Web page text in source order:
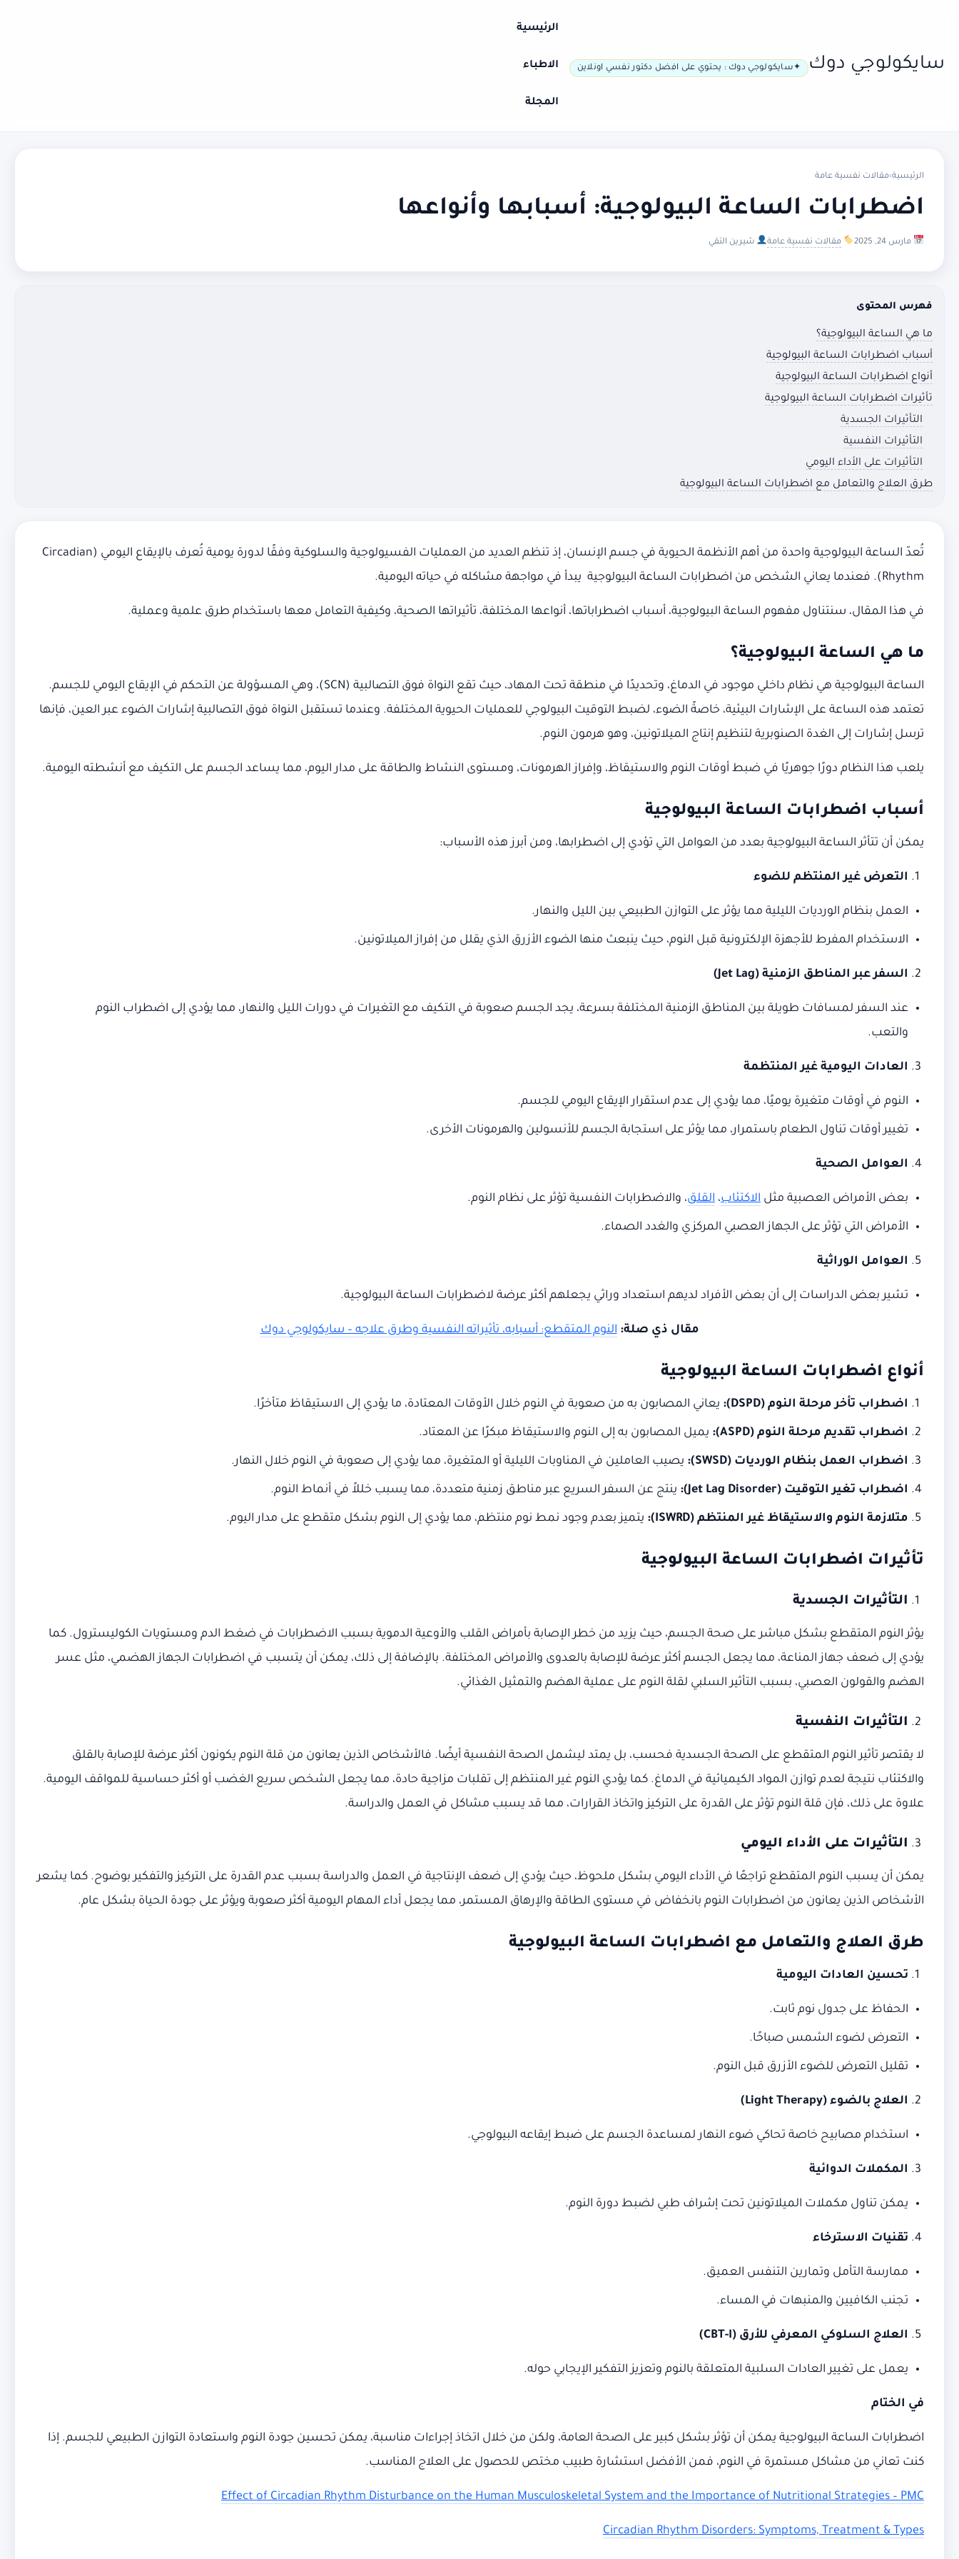
سايكولوجي دوك سايكولوجي دوك : يحتوي على افضل دكتور نفسي اونلاين
الرئيسية
الاطباء
المجلة
الرئيسية›مقالات نفسية عامة
اضطرابات الساعة البيولوجية: أسبابها وأنواعها
مارس 24, 2025 مقالات نفسية عامة شيرين التقي
فهرس المحتوى
ما هي الساعة البيولوجية؟
أسباب اضطرابات الساعة البيولوجية
أنواع اضطرابات الساعة البيولوجية
تأثيرات اضطرابات الساعة البيولوجية
التأثيرات الجسدية
التأثيرات النفسية
التأثيرات على الأداء اليومي
طرق العلاج والتعامل مع اضطرابات الساعة البيولوجية
تُعدّ الساعة البيولوجية واحدة من أهم الأنظمة الحيوية في جسم الإنسان، إذ تنظم العديد من العمليات الفسيولوجية والسلوكية وفقًا لدورة يومية تُعرف بالإيقاع اليومي (Circadian
Rhythm). فعندما يعاني الشخص من اضطرابات الساعة البيولوجية يبدأ في مواجهة مشاكله في حياته اليومية.
في هذا المقال، سنتناول مفهوم الساعة البيولوجية، أسباب اضطراباتها، أنواعها المختلفة، تأثيراتها الصحية، وكيفية التعامل معها باستخدام طرق علمية وعملية.
ما هي الساعة البيولوجية؟
الساعة البيولوجية هي نظام داخلي موجود في الدماغ، وتحديدًا في منطقة تحت المهاد، حيث تقع النواة فوق التصالبية (SCN)، وهي المسؤولة عن التحكم في الإيقاع اليومي للجسم.
تعتمد هذه الساعة على الإشارات البيئية، خاصةً الضوء، لضبط التوقيت البيولوجي للعمليات الحيوية المختلفة. وعندما تستقبل النواة فوق التصالبية إشارات الضوء عبر العين، فإنها
ترسل إشارات إلى الغدة الصنوبرية لتنظيم إنتاج الميلاتونين، وهو هرمون النوم.
يلعب هذا النظام دورًا جوهريًا في ضبط أوقات النوم والاستيقاظ، وإفراز الهرمونات، ومستوى النشاط والطاقة على مدار اليوم، مما يساعد الجسم على التكيف مع أنشطته اليومية.
أسباب اضطرابات الساعة البيولوجية
يمكن أن تتأثر الساعة البيولوجية بعدد من العوامل التي تؤدي إلى اضطرابها، ومن أبرز هذه الأسباب:
التعرض غير المنتظم للضوء
العمل بنظام الورديات الليلية مما يؤثر على التوازن الطبيعي بين الليل والنهار.
الاستخدام المفرط للأجهزة الإلكترونية قبل النوم، حيث ينبعث منها الضوء الأزرق الذي يقلل من إفراز الميلاتونين.
السفر عبر المناطق الزمنية (Jet Lag)
عند السفر لمسافات طويلة بين المناطق الزمنية المختلفة بسرعة، يجد الجسم صعوبة في التكيف مع التغيرات في دورات الليل والنهار، مما يؤدي إلى اضطراب النوم
والتعب.
العادات اليومية غير المنتظمة
النوم في أوقات متغيرة يوميًا، مما يؤدي إلى عدم استقرار الإيقاع اليومي للجسم.
تغيير أوقات تناول الطعام باستمرار، مما يؤثر على استجابة الجسم للأنسولين والهرمونات الأخرى.
العوامل الصحية
بعض الأمراض العصبية مثل الاكتئاب، القلق، والاضطرابات النفسية تؤثر على نظام النوم.
الأمراض التي تؤثر على الجهاز العصبي المركزي والغدد الصماء.
العوامل الوراثية
تشير بعض الدراسات إلى أن بعض الأفراد لديهم استعداد وراثي يجعلهم أكثر عرضة لاضطرابات الساعة البيولوجية.
مقال ذي صلة: النوم المتقطع: أسبابه، تأثيراته النفسية وطرق علاجه – سايكولوجي دوك
أنواع اضطرابات الساعة البيولوجية
اضطراب تأخر مرحلة النوم (DSPD)
: يعاني المصابون به من صعوبة في النوم خلال الأوقات المعتادة، ما يؤدي إلى الاستيقاظ متأخرًا.
اضطراب تقديم مرحلة النوم (ASPD)
: يميل المصابون به إلى النوم والاستيقاظ مبكرًا عن المعتاد.
اضطراب العمل بنظام الورديات (SWSD)
: يصيب العاملين في المناوبات الليلية أو المتغيرة، مما يؤدي إلى صعوبة في النوم خلال النهار.
اضطراب تغير التوقيت (Jet Lag Disorder)
: ينتج عن السفر السريع عبر مناطق زمنية متعددة، مما يسبب خللاً في أنماط النوم.
متلازمة النوم والاستيقاظ غير المنتظم (ISWRD)
: يتميز بعدم وجود نمط نوم منتظم، مما يؤدي إلى النوم بشكل متقطع على مدار اليوم.
تأثيرات اضطرابات الساعة البيولوجية
التأثيرات الجسدية
يؤثر النوم المتقطع بشكل مباشر على صحة الجسم، حيث يزيد من خطر الإصابة بأمراض القلب والأوعية الدموية بسبب الاضطرابات في ضغط الدم ومستويات الكوليسترول. كما
يؤدي إلى ضعف جهاز المناعة، مما يجعل الجسم أكثر عرضة للإصابة بالعدوى والأمراض المختلفة. بالإضافة إلى ذلك، يمكن أن يتسبب في اضطرابات الجهاز الهضمي، مثل عسر
الهضم والقولون العصبي، بسبب التأثير السلبي لقلة النوم على عملية الهضم والتمثيل الغذائي.
التأثيرات النفسية
لا يقتصر تأثير النوم المتقطع على الصحة الجسدية فحسب، بل يمتد ليشمل الصحة النفسية أيضًا. فالأشخاص الذين يعانون من قلة النوم يكونون أكثر عرضة للإصابة بالقلق
والاكتئاب نتيجة لعدم توازن المواد الكيميائية في الدماغ. كما يؤدي النوم غير المنتظم إلى تقلبات مزاجية حادة، مما يجعل الشخص سريع الغضب أو أكثر حساسية للمواقف اليومية.
علاوة على ذلك، فإن قلة النوم تؤثر على القدرة على التركيز واتخاذ القرارات، مما قد يسبب مشاكل في العمل والدراسة.
التأثيرات على الأداء اليومي
يمكن أن يسبب النوم المتقطع تراجعًا في الأداء اليومي بشكل ملحوظ، حيث يؤدي إلى ضعف الإنتاجية في العمل والدراسة بسبب عدم القدرة على التركيز والتفكير بوضوح. كما يشعر
الأشخاص الذين يعانون من اضطرابات النوم بانخفاض في مستوى الطاقة والإرهاق المستمر، مما يجعل أداء المهام اليومية أكثر صعوبة ويؤثر على جودة الحياة بشكل عام.
طرق العلاج والتعامل مع اضطرابات الساعة البيولوجية
تحسين العادات اليومية
الحفاظ على جدول نوم ثابت.
التعرض لضوء الشمس صباحًا.
تقليل التعرض للضوء الأزرق قبل النوم.
العلاج بالضوء (Light Therapy)
استخدام مصابيح خاصة تحاكي ضوء النهار لمساعدة الجسم على ضبط إيقاعه البيولوجي.
المكملات الدوائية
يمكن تناول مكملات الميلاتونين تحت إشراف طبي لضبط دورة النوم.
تقنيات الاسترخاء
ممارسة التأمل وتمارين التنفس العميق.
تجنب الكافيين والمنبهات في المساء.
العلاج السلوكي المعرفي للأرق (CBT-I)
يعمل على تغيير العادات السلبية المتعلقة بالنوم وتعزيز التفكير الإيجابي حوله.
في الختام
اضطرابات الساعة البيولوجية يمكن أن تؤثر بشكل كبير على الصحة العامة، ولكن من خلال اتخاذ إجراءات مناسبة، يمكن تحسين جودة النوم واستعادة التوازن الطبيعي للجسم. إذا
كنت تعاني من مشاكل مستمرة في النوم، فمن الأفضل استشارة طبيب مختص للحصول على العلاج المناسب.
Effect of Circadian Rhythm Disturbance on the Human Musculoskeletal System and the Importance of Nutritional Strategies – PMC
Circadian Rhythm Disorders: Symptoms, Treatment & Types